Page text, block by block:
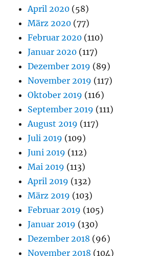
April 2020 (58)
März 2020 (77)
Februar 2020 (110)
Januar 2020 (117)
Dezember 2019 (89)
November 2019 (117)
Oktober 2019 (116)
September 2019 (111)
August 2019 (117)
Juli 2019 (109)
Juni 2019 (112)
Mai 2019 (113)
April 2019 (132)
März 2019 (103)
Februar 2019 (105)
Januar 2019 (130)
Dezember 2018 (96)
November 2018 (104)